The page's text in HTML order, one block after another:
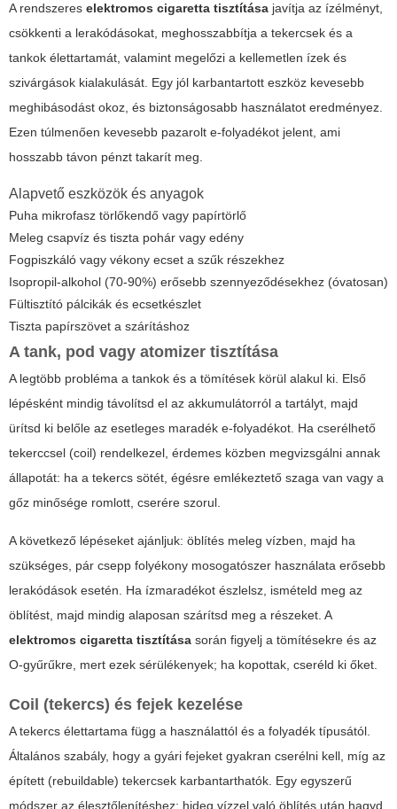
A rendszeres elektromos cigaretta tisztítása javítja az ízélményt,
csökkenti a lerakódásokat, meghosszabbítja a tekercsek és a
tankok élettartamát, valamint megelőzi a kellemetlen ízek és
szivárgások kialakulását. Egy jól karbantartott eszköz kevesebb
meghibásodást okoz, és biztonságosabb használatot eredményez.
Ezen túlmenően kevesebb pazarolt e-folyadékot jelent, ami
hosszabb távon pénzt takarít meg.
Alapvető eszközök és anyagok
Puha mikrofasz törlőkendő vagy papírtörlő
Meleg csapvíz és tiszta pohár vagy edény
Fogpiszkáló vagy vékony ecset a szűk részekhez
Isopropil-alkohol (70-90%) erősebb szennyeződésekhez (óvatosan)
Fültisztító pálcikák és ecsetkészlet
Tiszta papírszövet a szárításhoz
A tank, pod vagy atomizer tisztítása
A legtöbb probléma a tankok és a tömítések körül alakul ki. Első
lépésként mindig távolítsd el az akkumulátorról a tartályt, majd
ürítsd ki belőle az esetleges maradék e-folyadékot. Ha cserélhető
tekerccsel (coil) rendelkezel, érdemes közben megvizsgálni annak
állapotát: ha a tekercs sötét, égésre emlékeztető szaga van vagy a
gőz minősége romlott, cserére szorul.
A következő lépéseket ajánljuk: öblítés meleg vízben, majd ha
szükséges, pár csepp folyékony mosogatószer használata erősebb
lerakódások esetén. Ha ízmaradékot észlelsz, ismételd meg az
öblítést, majd mindig alaposan szárítsd meg a részeket. A
elektromos cigaretta tisztítása során figyelj a tömítésekre és az
O-gyűrűkre, mert ezek sérülékenyek; ha kopottak, cseréld ki őket.
Coil (tekercs) és fejek kezelése
A tekercs élettartama függ a használattól és a folyadék típusától.
Általános szabály, hogy a gyári fejeket gyakran cserélni kell, míg az
épített (rebuildable) tekercsek karbantarthatók. Egy egyszerű
módszer az élesztőlenítéshez: hideg vízzel való öblítés után hagyd